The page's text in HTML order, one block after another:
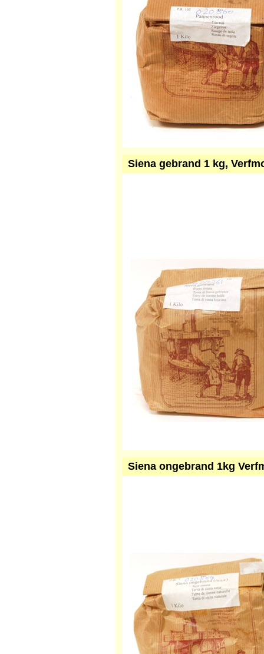
Siena gebrand 1 kg,
Siena ongebrand 1kg